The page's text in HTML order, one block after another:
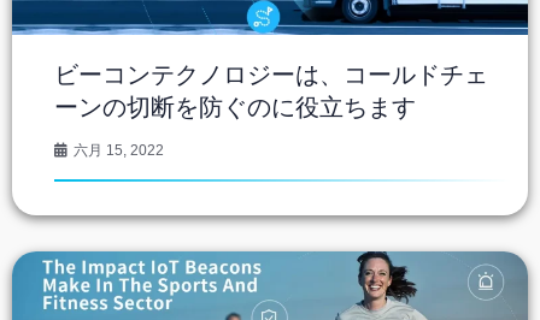
ビーコンテクノロジーは、コールドチェ
ーンの切断を防ぐのに役立ちます
六月 15, 2022